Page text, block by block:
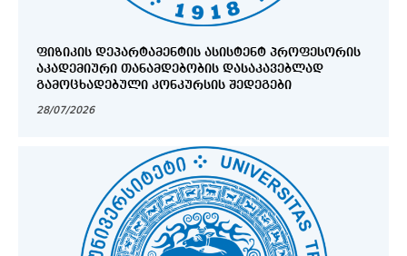
ᲤᲘᲖᲘᲙᲘᲡ ᲓᲔᲞᲐᲠᲢᲐᲛᲔᲜᲢᲘᲡ ᲐᲡᲘᲡᲢᲔᲜᲢ ᲞᲠᲝᲤᲔᲡᲝᲠᲘᲡ
ᲐᲙᲐᲓᲔᲛᲘᲣᲠᲘ ᲗᲐᲜᲐᲛᲓᲔᲑᲝᲑᲘᲡ ᲓᲐᲡᲐᲙᲐᲕᲔᲑᲚᲐᲓ
ᲒᲐᲛᲝᲪᲮᲐᲓᲔᲑᲣᲚᲘ ᲙᲝᲜᲙᲣᲠᲡᲘᲡ ᲨᲔᲓᲔᲒᲔᲑᲘ
28/07/2026